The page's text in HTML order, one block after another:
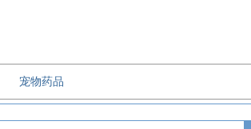
宠物药品